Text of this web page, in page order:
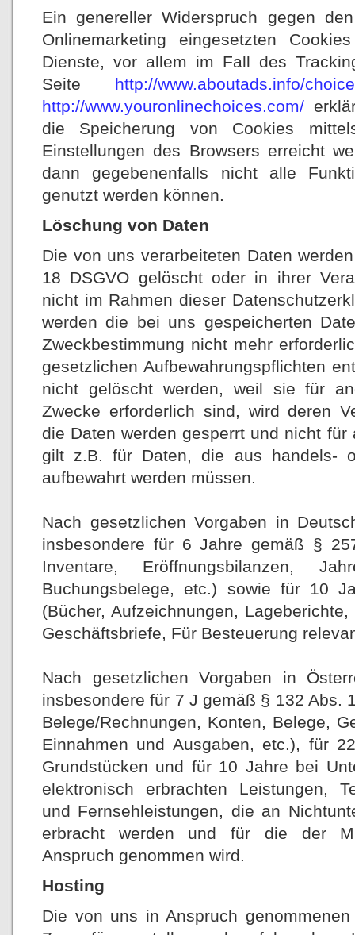
Ein genereller Widerspruch gegen
Onlinemarketing eingesetzten
Dienste, vor allem im Fall des
Seite http://www.aboutads.info/
http://www.youronlinechoices.com/
die Speicherung von Cookies
Einstellungen des Browsers erreicht
dann gegebenenfalls nicht alle
genutzt werden können.
Löschung von Daten
Die von uns verarbeiteten Daten
18 DSGVO gelöscht oder in ihrer
nicht im Rahmen dieser
werden die bei uns gespeicherten
Zweckbestimmung nicht mehr
gesetzlichen Aufbewahrungspflichten
nicht gelöscht werden, weil sie für
Zwecke erforderlich sind, wird deren
die Daten werden gesperrt und nicht
gilt z.B. für Daten, die aus handels-
aufbewahrt werden müssen.
Nach gesetzlichen Vorgaben in
insbesondere für 6 Jahre gemäß §
Inventare, Eröffnungsbilanzen,
Buchungsbelege, etc.) sowie für 10
(Bücher, Aufzeichnungen,
Geschäftsbriefe, Für Besteuerung
Nach gesetzlichen Vorgaben in
insbesondere für 7 J gemäß § 132 Abs.
Belege/Rechnungen, Konten, Belege,
Einnahmen und Ausgaben, etc.), für
Grundstücken und für 10 Jahre bei
elektronisch erbrachten Leistungen,
und Fernsehleistungen, die an
erbracht werden und für die der
Anspruch genommen wird.
Hosting
Die von uns in Anspruch